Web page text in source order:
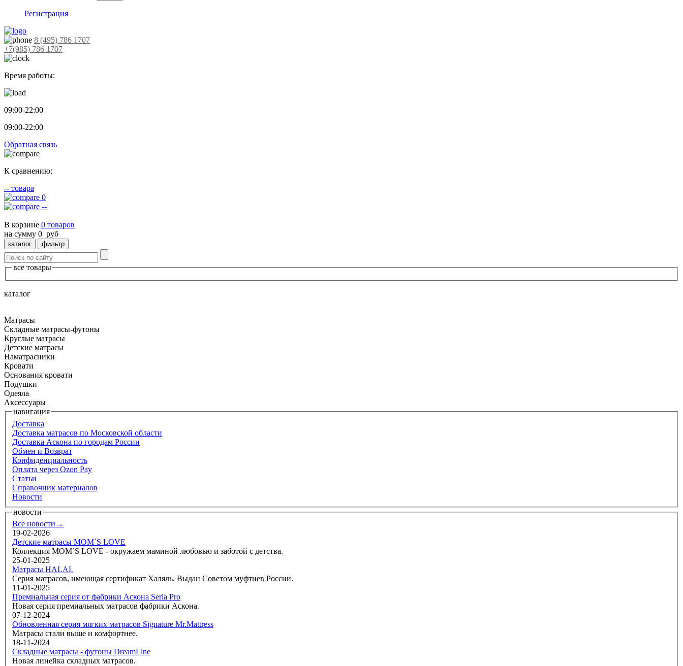
Регистрация
8 (495) 786 1707
+7(985) 786 1707
Время работы:
09:00-22:00
09:00-22:00
Обратная связь
К сравнению:
-- товара
0
--
В корзине 0 товаров
на сумму 0 руб
каталог фильтр
все товары
каталог
Матрасы
Складные матрасы-футоны
Круглые матрасы
Детские матрасы
Наматрасники
Кровати
Основания кровати
Подушки
Одеяла
Аксессуары
навигация
Доставка
Доставка матрасов по Московской области
Доставка Аскона по городам России
Обмен и Возврат
Конфиденциальность
Оплата через Ozon Pay
Статьи
Справочник материалов
Новости
новости
Все новости→
19-02-2026
Детские матрасы MOM`S LOVE
Коллекция MOM`S LOVE - окружаем маминой любовью и заботой с детства.
25-01-2025
Матрасы HALAL
Серия матрасов, имеющая сертификат Халяль. Выдан Советом муфтиев России.
11-01-2025
Премиальная серия от фабрики Аскона Seria Pro
Новая серия премиальных матрасов фабрики Аскона.
07-12-2024
Обновленная серия мягких матрасов Signature Mr.Mattress
Матрасы стали выше и комфортнее.
18-11-2024
Складные матрасы - футоны DreamLine
Новая линейка складных матрасов.